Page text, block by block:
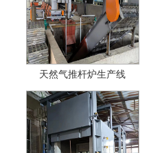
天然气推杆炉生产线